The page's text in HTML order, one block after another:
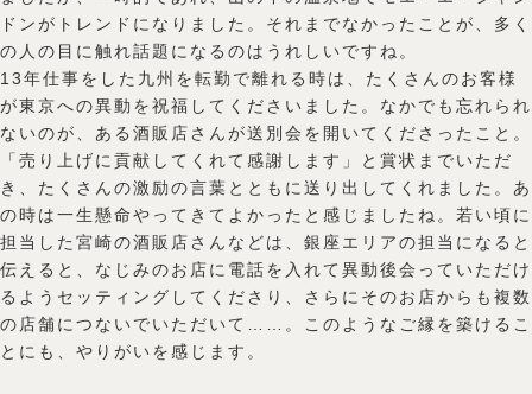
ドンがトレンドになりました。それまでなかったことが、多く
の人の目に触れ話題になるのはうれしいですね。
13年仕事をした九州を転勤で離れる時は、たくさんのお客様
が東京への異動を祝福してくださいました。なかでも忘れられ
ないのが、ある酒販店さんが送別会を開いてくださったこと。
「売り上げに貢献してくれて感謝します」と賞状までいただ
き、たくさんの激励の言葉とともに送り出してくれました。あ
の時は一生懸命やってきてよかったと感じましたね。若い頃に
担当した宮崎の酒販店さんなどは、銀座エリアの担当になると
伝えると、なじみのお店に電話を入れて異動後会っていただけ
るようセッティングしてくださり、さらにそのお店からも複数
の店舗につないでいただいて……。このようなご縁を築けるこ
とにも、やりがいを感じます。